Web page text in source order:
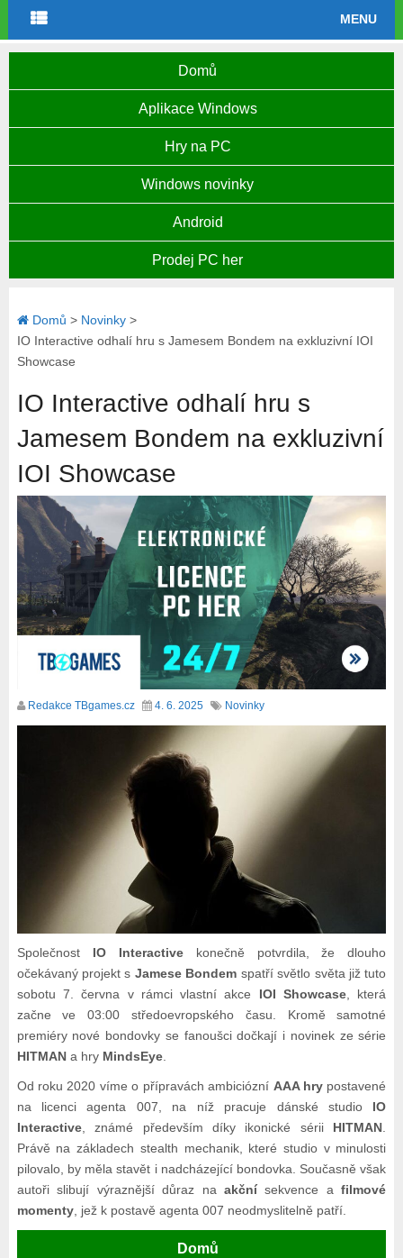
MENU
Domů
Aplikace Windows
Hry na PC
Windows novinky
Android
Prodej PC her
Domů > Novinky>
IO Interactive odhalí hru s Jamesem Bondem na exkluzivní IOI
Showcase
IO Interactive odhalí hru s
Jamesem Bondem na exkluzivní
IOI Showcase
Redakce TBgames.cz 4. 6. 2025 Novinky
Společnost IO Interactivekonečně potvrdila, že dlouho
očekávaný projekt s Jamese Bondem spatří světlo světa již tuto
sobotu 7. června v rámci vlastní akce IOI Showcase , která
začne ve 03:00 středoevropského času. Kromě samotné
premiéry nové bondovky se fanoušci dočkají i novinek ze série
HITMANa hry MindsEye.
Od roku 2020 víme o přípravách ambiciózní AAA hry postavené
na licenci agenta 007, na níž pracuje dánské studio IO
Interactive, známé především díky ikonické sérii HITMAN
Právě na základech stealth mechanik, které studio v minulosti
pilovalo, by měla stavět i nadcházející bondovka. Současně však
autoři slibují výraznější důraz na akčnísekvence afilmové
momenty, jež k postavě agenta 007 neodmyslitelně patří.
Domů